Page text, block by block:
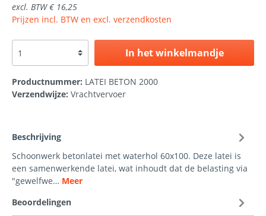
excl. BTW € 16,25
Prijzen incl. BTW en excl. verzendkosten
In het winkelmandje
Productnummer: LATEI BETON 2000
Verzendwijze: Vrachtvervoer
Beschrijving
Schoonwerk betonlatei met waterhol 60x100. Deze latei is
een samenwerkende latei, wat inhoudt dat de belasting via
"gewelfwe… Meer
Beoordelingen